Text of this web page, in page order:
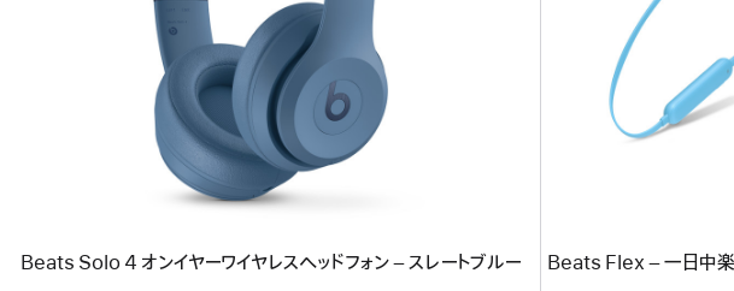
メ
ー
ジ
Beats
Solo
4
ン
ー
Beats Solo 4 オンイヤーワイヤレスヘッドフォン – スレートブルー
Beats Flex – 一日中楽